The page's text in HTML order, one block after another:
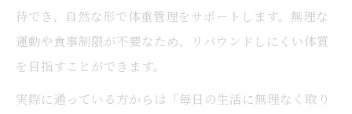
待でき、自然な形で体重管理をサポートします。無理な
運動や食事制限が不要なため、リバウンドしにくい体質
を目指すことができます。
実際に通っている方からは「毎日の生活に無理なく取り